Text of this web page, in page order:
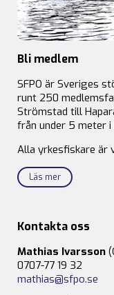
Bli medlem
SFPO är Sveriges
runt 250
Strömstad till
från under 5 meter
Alla yrkesfiskare är
Läs mer
Kontakta oss
Mathias Ivarsson
0707-77 19 32
mathias@sfpo.se